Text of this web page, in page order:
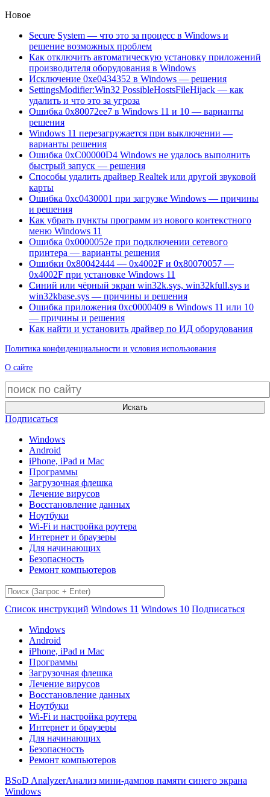
Новое
Secure System — что это за процесс в Windows и
решение возможных проблем
Как отключить автоматическую установку приложений
производителя оборудования в Windows
Исключение 0xe0434352 в Windows — решения
SettingsModifier:Win32 PossibleHostsFileHijack — как
удалить и что это за угроза
Ошибка 0x80072ee7 в Windows 11 и 10 — варианты
решения
Windows 11 перезагружается при выключении —
варианты решения
Ошибка 0xC00000D4 Windows не удалось выполнить
быстрый запуск — решения
Способы удалить драйвер Realtek или другой звуковой
карты
Ошибка 0xc0430001 при загрузке Windows — причины
и решения
Как убрать пункты программ из нового контекстного
меню Windows 11
Ошибка 0x0000052e при подключении сетевого
принтера — варианты решения
Ошибки 0x80042444 — 0x4002F и 0x80070057 —
0x4002F при установке Windows 11
Синий или чёрный экран win32k.sys, win32kfull.sys и
win32kbase.sys — причины и решения
Ошибка приложения 0xc0000409 в Windows 11 или 10
— причины и решения
Как найти и установить драйвер по ИД оборудования
Политика конфиденциальности и условия использования
О сайте
Искать
Подписаться
Windows
Android
iPhone, iPad и Mac
Программы
Загрузочная флешка
Лечение вирусов
Восстановление данных
Ноутбуки
Wi-Fi и настройка роутера
Интернет и браузеры
Для начинающих
Безопасность
Ремонт компьютеров
Список инструкций Windows 11 Windows 10 Подписаться
Windows
Android
iPhone, iPad и Mac
Программы
Загрузочная флешка
Лечение вирусов
Восстановление данных
Ноутбуки
Wi-Fi и настройка роутера
Интернет и браузеры
Для начинающих
Безопасность
Ремонт компьютеров
BSoD AnalyzerАнализ мини-дампов памяти синего экрана
Windows